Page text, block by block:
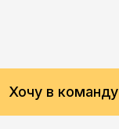
Хочу в команду